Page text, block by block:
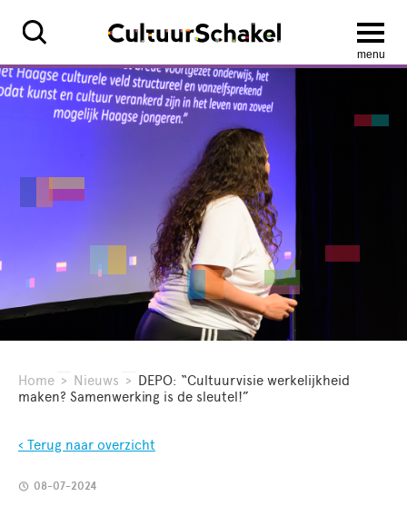
menu
Home > Nieuws > DEPO: “Cultuurvisie werkelijkheid
maken? Samenwerking is de sleutel!”
‹ Terug naar overzicht
08-07-2024